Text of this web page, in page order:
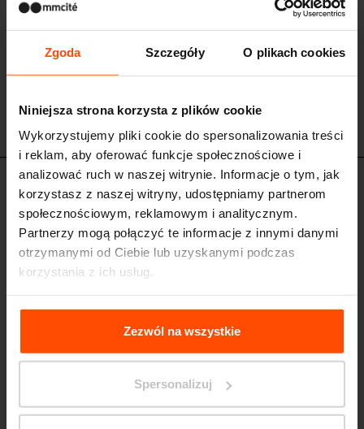
Zgoda Szczegóły O plikach cookies
Niniejsza strona korzysta z plików cookie
Wykorzystujemy pliki cookie do spersonalizowania treści
i reklam, aby oferować funkcje społecznościowe i
analizować ruch w naszej witrynie. Informacje o tym, jak
korzystasz z naszej witryny, udostępniamy partnerom
społecznościowym, reklamowym i analitycznym.
Partnerzy mogą połączyć te informacje z innymi danymi
otrzymanymi od Ciebie lub uzyskanymi podczas
korzystania z ich usług.
Więcej informacji można znaleźć na stroniePrinciples
Relating to the Processing Personal Data
Zezwól na wszystkie
Spersonalizuj
PLF110
Parklet
konstrukcja stalowa, podłoga z drewnianych desek, poręcz z drewnianymi
szczeblinami i ławą